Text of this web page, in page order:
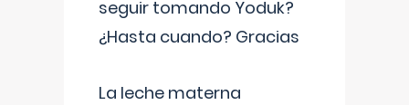
seguir tomando Yoduk?
¿Hasta cuando? Gracias
La leche materna